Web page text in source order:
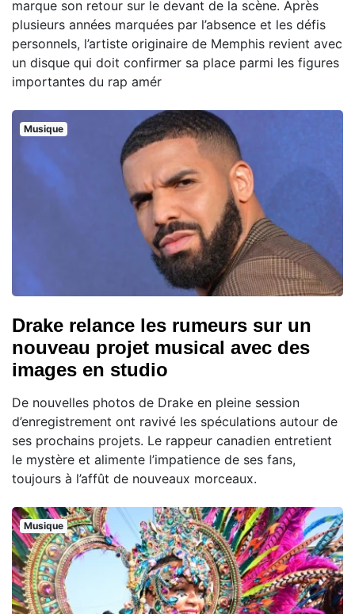
marque son retour sur le devant de la scène. Après
plusieurs années marquées par l’absence et les défis
personnels, l’artiste originaire de Memphis revient avec
un disque qui doit confirmer sa place parmi les figures
importantes du rap amér
Musique
Drake relance les rumeurs sur un
nouveau projet musical avec des
images en studio
De nouvelles photos de Drake en pleine session
d’enregistrement ont ravivé les spéculations autour de
ses prochains projets. Le rappeur canadien entretient
le mystère et alimente l’impatience de ses fans,
toujours à l’affût de nouveaux morceaux.
Musique